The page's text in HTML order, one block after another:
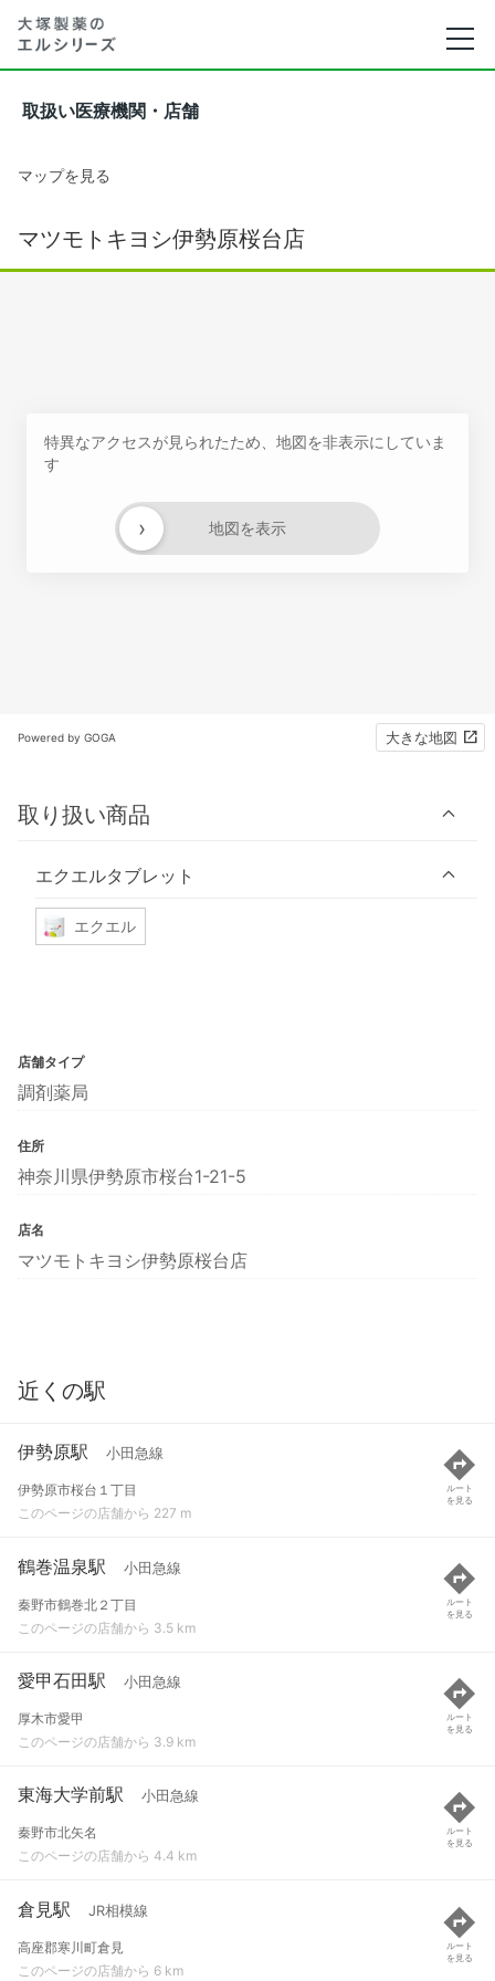
取扱い医療機関・店舗
マップを見る
マツモトキヨシ伊勢原桜台店
特異なアクセスが見られたため、地図を非表示にしていま
す
地図を表示
›
Powered by GOGA 大きな地図
取り扱い商品
エクエルタブレット
エクエル
店舗タイプ
調剤薬局
住所
神奈川県伊勢原市桜台1-21-5
店名
マツモトキヨシ伊勢原桜台店
近くの駅
伊勢原駅 小田急線
伊勢原市桜台１丁目
このページの店舗から 227 m
ルート
を見る
鶴巻温泉駅 小田急線
秦野市鶴巻北２丁目
このページの店舗から 3.5 km
ルート
を見る
愛甲石田駅 小田急線
厚木市愛甲
このページの店舗から 3.9 km
ルート
を見る
東海大学前駅 小田急線
秦野市北矢名
このページの店舗から 4.4 km
ルート
を見る
倉見駅 JR相模線
高座郡寒川町倉見
このページの店舗から 6 km
ルート
を見る